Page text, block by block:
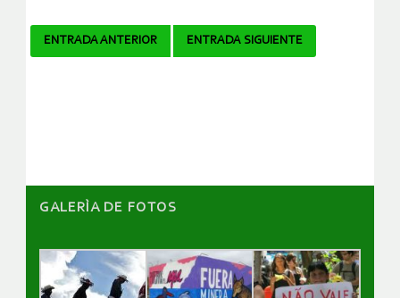
Navegador
ENTRADA ANTERIOR ENTRADA SIGUIENTE
GALERÌA DE FOTOS